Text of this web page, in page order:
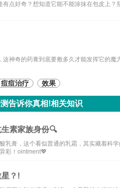
点好奇？想知道它能不能涂抹在包皮上？
神奇的药膏到底要敷多久才能发挥它的魔
痘痘治疗 效果
告诉你真相!相关知识
素家族身份🔍
乳膏，这个看似普通的乳霜，其实藏着科
彩！ointment💖
？!